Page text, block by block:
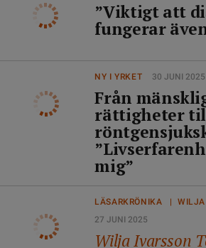
”Viktigt att
fungerar
NY I YRKET 30 JUNI 2025
Från
rättigheter
mig”
LÄSARKRÖNIKA | WILJA
27 JUNI 2025
Wilja Ivarsson